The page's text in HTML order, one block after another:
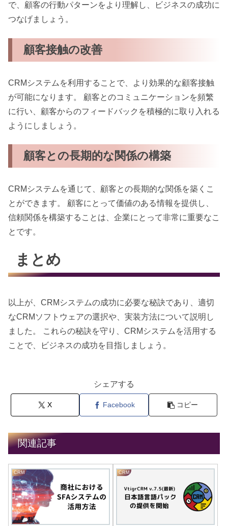
で、顧客の行動パターンをより理解し、ビジネスの成功に
つなげましょう。
顧客接触の改善
CRMシステムを利用することで、より効果的な顧客接触
が可能になります。 顧客とのコミュニケーションを頻繁
に行い、顧客からのフィードバックを積極的に取り入れる
ようにしましょう。
顧客との長期的な関係の構築
CRMシステムを通じて、顧客との長期的な関係を築くこ
とができます。 顧客にとって価値のある情報を提供し、
信頼関係を構築することは、企業にとって非常に重要なこ
とです。
まとめ
以上が、CRMシステムの成功に必要な秘訣であり、適切
なCRMソフトウェアの選択や、実装方法について説明し
ました。 これらの秘訣を守り、CRMシステムを活用する
ことで、ビジネスの成功を目指しましょう。
シェアする
X Facebook コピー
関連記事
CRM CRM